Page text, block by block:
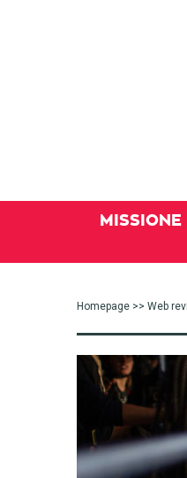
MISSIONE
Homepage >> Web